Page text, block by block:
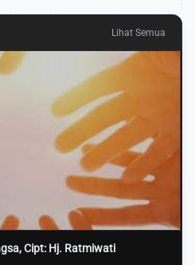
Lihat Semua
Cipt: Hj. Ratmiwati